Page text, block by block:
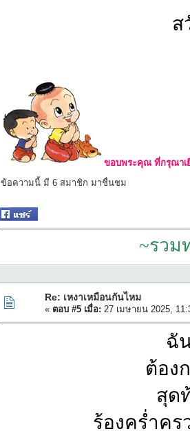
ส
ขอบพระคุณ ที่กรุณาเ
ข้อความนี้ มี 6 สมาชิก มาชื่นชม
~รวม
Re: เหงาเหมือนกันไหม
« ตอบ #5 เมื่อ: 27 เมษายน 2025,
ฉั
ต้อง
สุด
ร้องคร่ำคร